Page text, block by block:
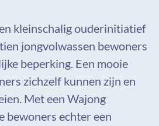
kleinschalig ouderinitiatief
jongvolwassen bewoners
beperking. Een mooie
zichzelf kunnen zijn en
Met een Wajong
bewoners echter een